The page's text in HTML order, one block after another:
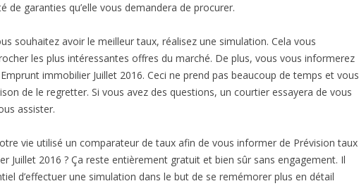
de garanties qu’elle vous demandera de procurer.
souhaitez avoir le meilleur taux, réalisez une simulation. Cela vous
les plus intéressantes offres du marché. De plus, vous vous informerez
immobilier Juillet 2016. Ceci ne prend pas beaucoup de temps et vous
de le regretter. Si vous avez des questions, un courtier essayera de vous
assister.
vie utilisé un comparateur de taux afin de vous informer de Prévision taux
Juillet 2016 ? Ça reste entièrement gratuit et bien sûr sans engagement. Il
d’effectuer une simulation dans le but de se remémorer plus en détail